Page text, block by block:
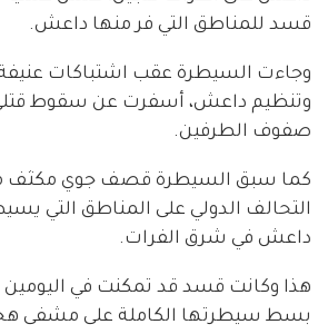
قسد للمناطق التي فر منها داعش.
وجاءت السيطرة عقب اشتباكات
وتنظيم داعش، أسفرت عن سقوط
صفوف الطرفين.
كما سبق السيطرة قصف جوي مكثف
التحالف الدولي على المناطق التي
داعش في شرق الفرات.
هذا وكانت قسد قد تمكنت في
بسط سيطرتها الكاملة على مشفى